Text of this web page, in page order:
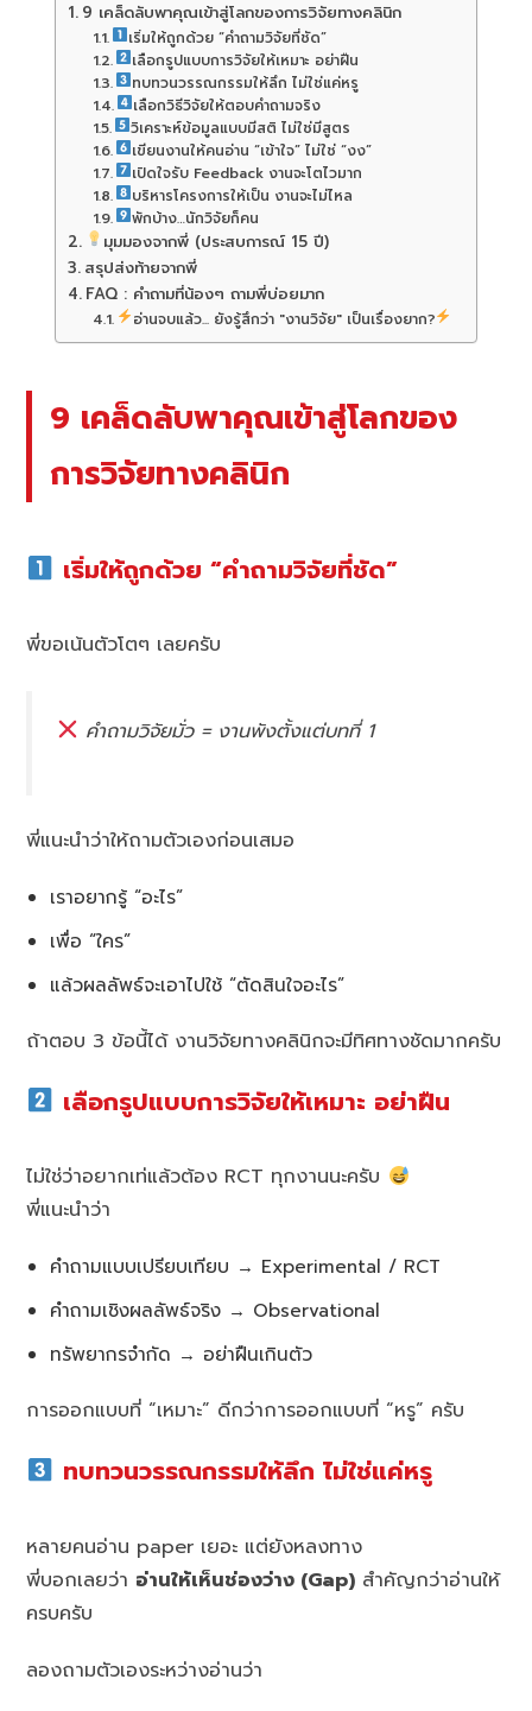
9 เคล็ดลับพาคุณเข้าสู่โลกของการวิจัยทางคลินิก
เริ่มให้ถูกด้วย “คำถามวิจัยที่ชัด”
เลือกรูปแบบการวิจัยให้เหมาะ อย่าฝืน
ทบทวนวรรณกรรมให้ลึก ไม่ใช่แค่หรู
เลือกวิธีวิจัยให้ตอบคำถามจริง
วิเคราะห์ข้อมูลแบบมีสติ ไม่ใช่มีสูตร
เขียนงานให้คนอ่าน “เข้าใจ” ไม่ใช่ “งง”
เปิดใจรับ Feedback งานจะโตไวมาก
บริหารโครงการให้เป็น งานจะไม่ไหล
พักบ้าง…นักวิจัยก็คน
มุมมองจากพี่ (ประสบการณ์ 15 ปี)
สรุปส่งท้ายจากพี่
FAQ : คำถามที่น้องๆ ถามพี่บ่อยมาก
อ่านจบแล้ว... ยังรู้สึกว่า "งานวิจัย" เป็นเรื่องยาก?
9 เคล็ดลับพาคุณเข้าสู่โลกของ
การวิจัยทางคลินิก
เริ่มให้ถูกด้วย “คำถามวิจัยที่ชัด”
พี่ขอเน้นตัวโตๆ เลยครับ
คำถามวิจัยมั่ว = งานพังตั้งแต่บทที่ 1
พี่แนะนำว่าให้ถามตัวเองก่อนเสมอ
เราอยากรู้ “อะไร”
เพื่อ “ใคร”
แล้วผลลัพธ์จะเอาไปใช้ “ตัดสินใจอะไร”
ถ้าตอบ 3 ข้อนี้ได้ งานวิจัยทางคลินิกจะมีทิศทางชัดมากครับ
เลือกรูปแบบการวิจัยให้เหมาะ อย่าฝืน
ไม่ใช่ว่าอยากเท่แล้วต้อง RCT ทุกงานนะครับ
พี่แนะนำว่า
คำถามแบบเปรียบเทียบ → Experimental / RCT
คำถามเชิงผลลัพธ์จริง → Observational
ทรัพยากรจำกัด → อย่าฝืนเกินตัว
การออกแบบที่ “เหมาะ” ดีกว่าการออกแบบที่ “หรู” ครับ
ทบทวนวรรณกรรมให้ลึก ไม่ใช่แค่หรู
หลายคนอ่าน paper เยอะ แต่ยังหลงทาง
พี่บอกเลยว่า อ่านให้เห็นช่องว่าง (Gap) สำคัญกว่าอ่านให้
ครบครับ
ลองถามตัวเองระหว่างอ่านว่า